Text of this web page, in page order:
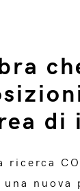
di
una